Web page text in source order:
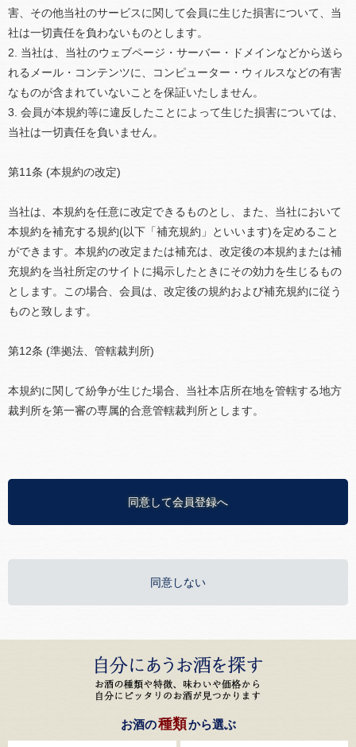
害、その他当社のサービスに関して会員に生じた損害について、当
社は一切責任を負わないものとします。
2. 当社は、当社のウェブページ・サーバー・ドメインなどから送ら
れるメール・コンテンツに、コンピューター・ウィルスなどの有害
なものが含まれていないことを保証いたしません。
3. 会員が本規約等に違反したことによって生じた損害については、
当社は一切責任を負いません。
第11条 (本規約の改定)
当社は、本規約を任意に改定できるものとし、また、当社において
本規約を補充する規約(以下「補充規約」といいます)を定めること
ができます。本規約の改定または補充は、改定後の本規約または補
充規約を当社所定のサイトに掲示したときにその効力を生じるもの
とします。この場合、会員は、改定後の規約および補充規約に従う
ものと致します。
第12条 (準拠法、管轄裁判所)
本規約に関して紛争が生じた場合、当社本店所在地を管轄する地方
裁判所を第一審の専属的合意管轄裁判所とします。
同意して会員登録へ
同意しない
お酒の種類から選ぶ